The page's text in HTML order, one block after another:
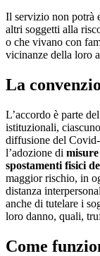
Il servizio non potrà
altri soggetti alla
o che vivano con
vicinanze della loro
La
L’accordo è parte
istituzionali,
diffusione del
l’adozione di
spostamenti fisici
maggior rischio, in
distanza
anche di tutelare i
loro danno, quali,
Come